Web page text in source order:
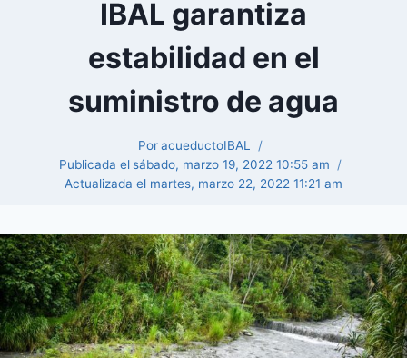
IBAL garantiza
estabilidad en el
suministro de agua
PoracueductoIBAL
Publicada el sábado, marzo 19, 2022 10:55 am
Actualizada el martes, marzo 22, 2022 11:21 am